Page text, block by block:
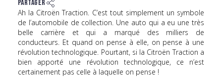
Partager
Ah la Citroën Traction. C’est tout simplement un symbole
de l’automobile de collection. Une auto qui a eu une très
belle carrière et qui a marqué des milliers de
conducteurs. Et quand on pense à elle, on pense à une
révolution technologique. Pourtant, si la Citroën Traction a
bien apporté une révolution technologique, ce n’est
certainement pas celle à laquelle on pense !